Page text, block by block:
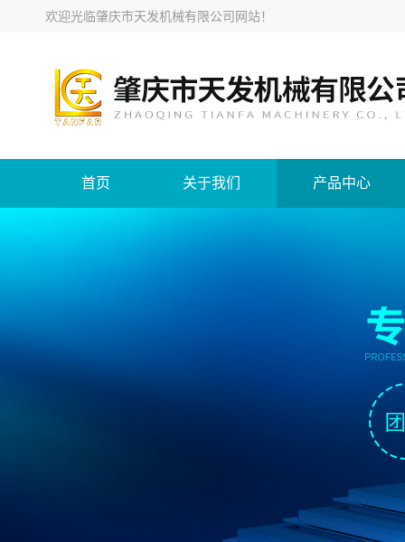
欢迎光临肇庆市天发机械有限公司网站！
首页 关于我们 产品中心